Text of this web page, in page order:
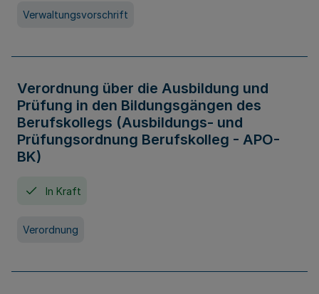
Verwaltungsvorschrift
Verordnung über die Ausbildung und
Prüfung in den Bildungsgängen des
Berufskollegs (Ausbildungs- und
Prüfungsordnung Berufskolleg - APO-
BK)
In Kraft
Verordnung